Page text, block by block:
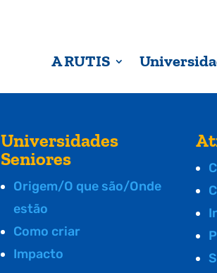
A RUTIS
Universidades
Seniores
Origem/O que são/Onde
estão
Como criar
Impacto